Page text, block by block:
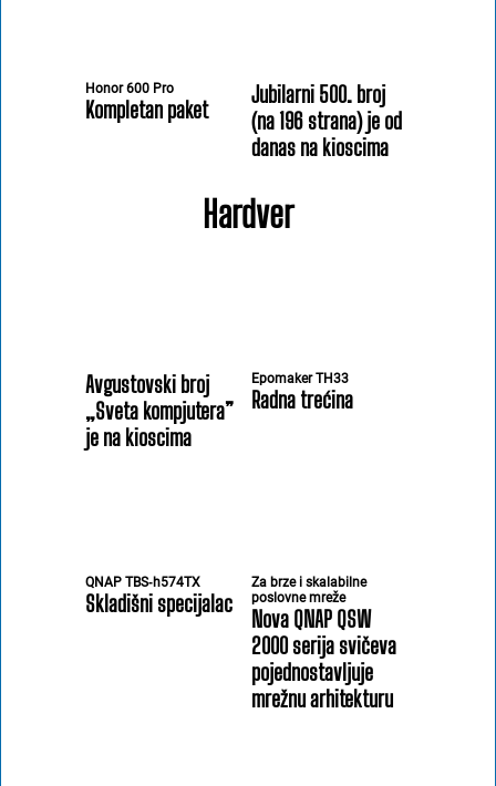
Honor 600 Pro
Kompletan paket
Jubilarni 500. broj
(na 196 strana) je od
danas na kioscima
Hardver
Avgustovski broj
„Sveta kompjutera”
je na kioscima
Epomaker TH33
Radna trećina
QNAP TBS‑h574TX
Skladišni specijalac
Za brze i skalabilne
poslovne mreže
Nova QNAP QSW
2000 serija svičeva
pojednostavljuje
mrežnu arhitekturu